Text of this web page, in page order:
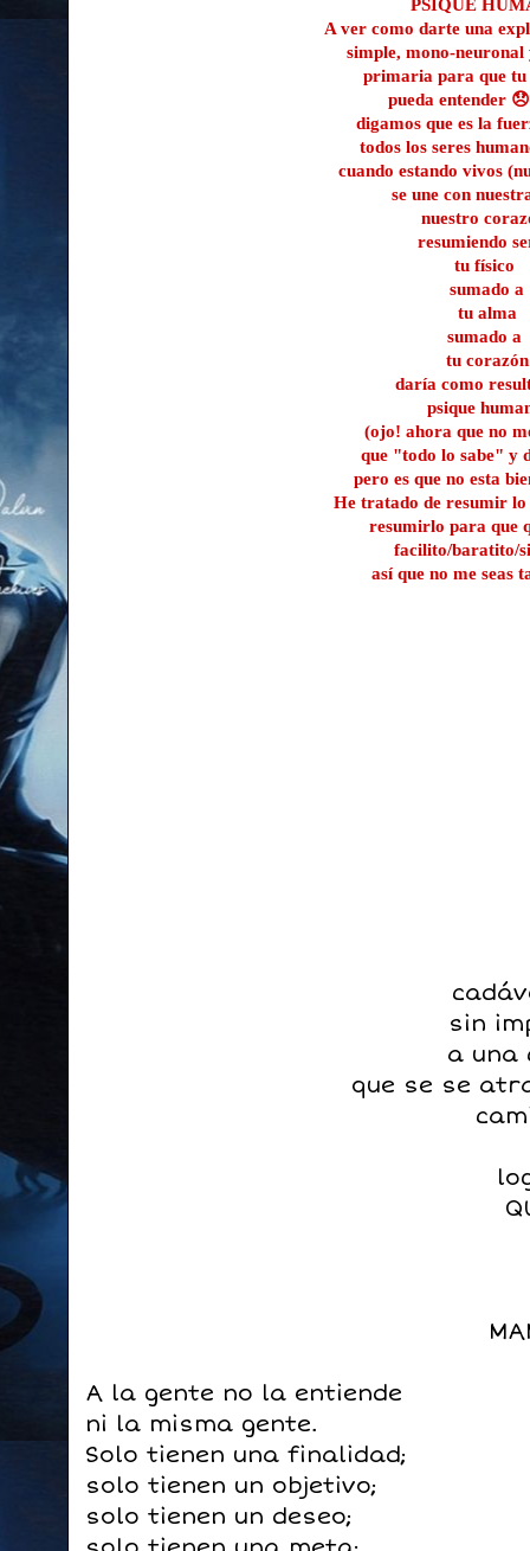
PSIQUE
A ver como darte una
simple, mono-
primaria para que
pueda entender
digamos que es la
todos los seres
cuando estando vivos
se une con
nuestro
resumiendo
tu físico
sumado a
tu alma
sumado a
tu corazón
daría como
psique
(ojo! ahora que no
que "todo lo sabe" y
pero es que no esta
He tratado de resumir lo
resumirlo para que
facilito/baratito/
así que no me seas
sin
a una
que se se
A la gente no la entiende
ni la misma gente.
Solo tienen una finalidad;
solo tienen un objetivo;
solo tienen un deseo;